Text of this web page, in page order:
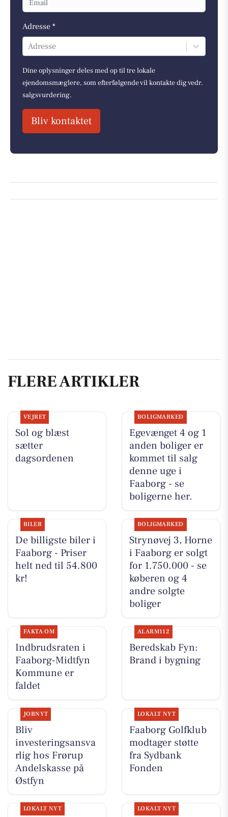
Adresse *
Adresse
Dine oplysninger deles med op til tre lokale
ejendomsmæglere, som efterfølgende vil kontakte dig vedr.
salgsvurdering.
Bliv kontaktet
FLERE ARTIKLER
VEJRET
Sol og blæst
sætter
dagsordenen
BOLIGMARKED
Egevænget 4 og 1
anden boliger er
kommet til salg
denne uge i
Faaborg - se
boligerne her.
BILER
De billigste biler i
Faaborg - Priser
helt ned til 54.800
kr!
BOLIGMARKED
Strynøvej 3, Horne
i Faaborg er solgt
for 1.750.000 - se
køberen og 4
andre solgte
boliger
FAKTA OM
Indbrudsraten i
Faaborg-Midtfyn
Kommune er
faldet
ALARM112
Beredskab Fyn:
Brand i bygning
JOBNYT
Bliv
investeringsansva
rlig hos Frørup
Andelskasse på
Østfyn
LOKALT NYT
Faaborg Golfklub
modtager støtte
fra Sydbank
Fonden
LOKALT NYT LOKALT NYT